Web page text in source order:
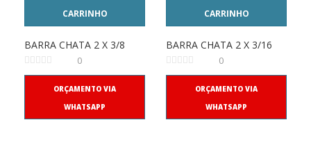
CARRINHO
BARRA CHATA 2 X 3/8
0
ORÇAMENTO VIA
WHATSAPP
CARRINHO
BARRA CHATA 2 X 3/16
0
ORÇAMENTO VIA
WHATSAPP